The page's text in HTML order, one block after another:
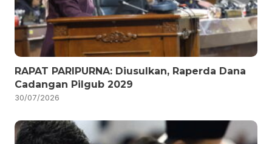
RAPAT PARIPURNA: Diusulkan, Raperda Dana
Cadangan Pilgub 2029
30/07/2026